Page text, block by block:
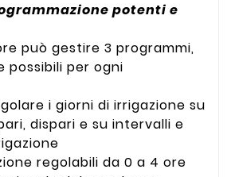
potenti e
può gestire 3 programmi,
possibili per ogni
i giorni di irrigazione su
dispari e su intervalli e
regolabili da 0 a 4 ore